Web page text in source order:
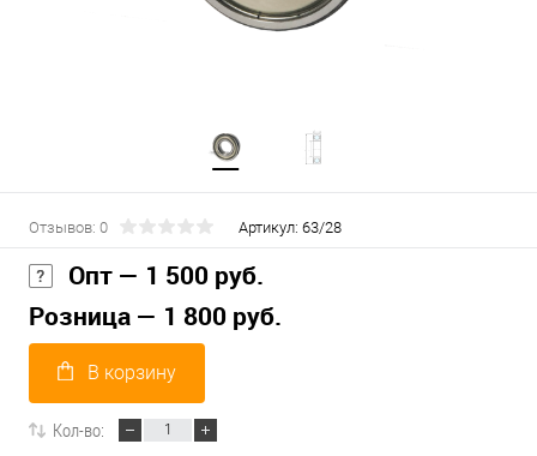
Отзывов: 0 Артикул: 63/28
Опт — 1 500 руб.
Розница — 1 800 руб.
В корзину
Кол-во: